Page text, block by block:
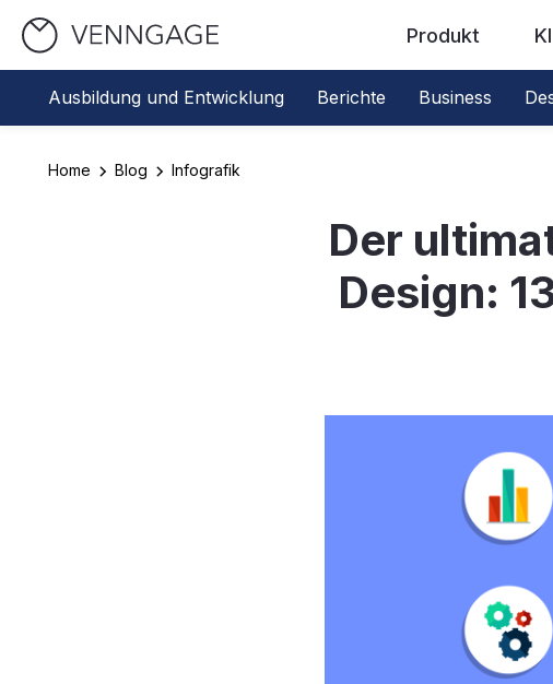
Produkt KI
Ausbildung und Entwicklung Berichte Business
Home Blog Infografik
Der
Design: